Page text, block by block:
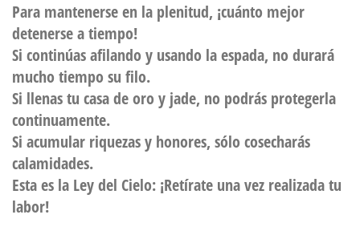
Para mantenerse en la plenitud, ¡cuánto mejor
detenerse a tiempo!
Si continúas afilando y usando la espada, no durará
mucho tiempo su filo.
Si llenas tu casa de oro y jade, no podrás protegerla
continuamente.
Si acumular riquezas y honores, sólo cosecharás
calamidades.
Esta es la Ley del Cielo: ¡Retírate una vez realizada tu
labor!